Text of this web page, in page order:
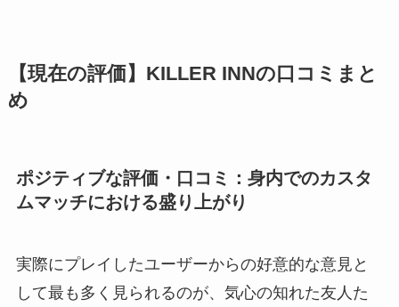
【現在の評価】KILLER INNの口コミまと
め
ポジティブな評価・口コミ：身内でのカスタ
ムマッチにおける盛り上がり
実際にプレイしたユーザーからの好意的な意見と
して最も多く見られるのが、気心の知れた友人た